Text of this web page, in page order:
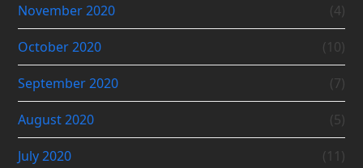
November 2020 (4)
October 2020 (10)
September 2020 (7)
August 2020 (5)
July 2020 (11)